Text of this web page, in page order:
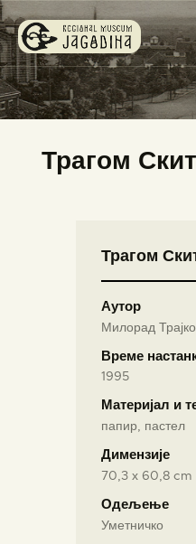
Трагом
ЗАВИЧАЈНИ
ЗБИРКЕ
БЛОГ
НАШ МУЗЕЈ
ENGLISH
Трагом
Аутор
Милорад
Време
1995
Материјал и
папир, пастел
Димензије
70,3 х 60,8 cm
Одељење
Уметничко